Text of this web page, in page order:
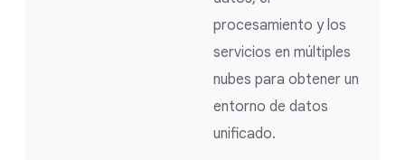
procesamiento y los
servicios en múltiples
nubes para obtener un
entorno de datos
unificado.